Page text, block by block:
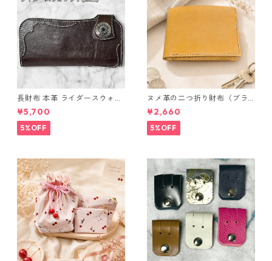
長財布 本革 ライダースウォレ
ット 国産 ヌメ革 ブラウン バ
ングラデシュ l175 レザー 革財
布 ハンドメイド 経年変化
¥5,700
5%OFF
ヌメ革の二つ折り財布（ブラ
ウン系）
¥2,660
5%OFF